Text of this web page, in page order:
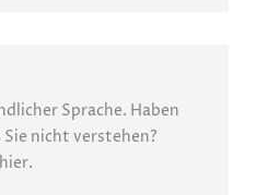
Sprache. Haben
Sie nicht verstehen?
hier.